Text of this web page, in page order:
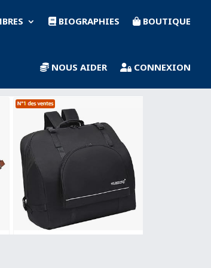
BIOGRAPHIES BOUTIQUE
NOUS AIDER CONNEXION